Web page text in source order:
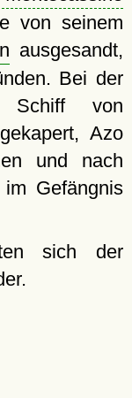
von seinem
ausgesandt,
Bei der
Schiff von
Azo
und nach
Gefängnis
sich der